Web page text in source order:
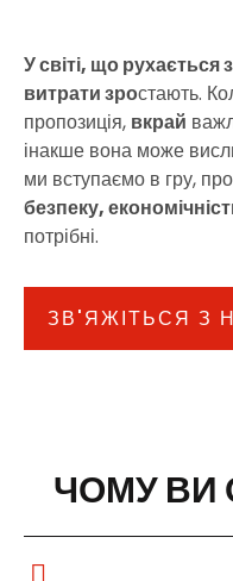
У світі, що
витрати зростають.
пропозиція, вкрай
інакше вона може
ми вступаємо в гру,
безпеку,
потрібні.
ЗВ'ЯЖІТЬСЯ З
ЧОМУ ВИ